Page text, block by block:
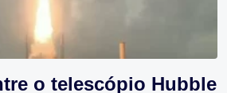
o telescópio Hubble